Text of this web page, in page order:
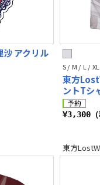
アクリル
S / M / L / XL
東方
ントTシ
¥3,300（
東方